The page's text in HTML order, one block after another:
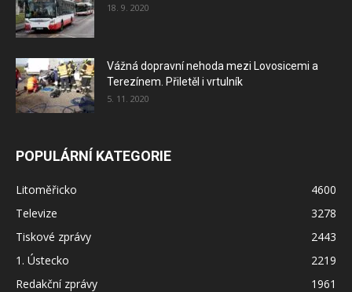
18. 9. 2020
Vážná dopravní nehoda mezi Lovosicemi a
Terezínem. Přiletěl i vrtulník
5. 11. 2020
POPULÁRNÍ KATEGORIE
Litoměřicko
4600
Televize
3278
Tiskové zprávy
2443
1. Ústecko
2219
Redakční zprávy
1961